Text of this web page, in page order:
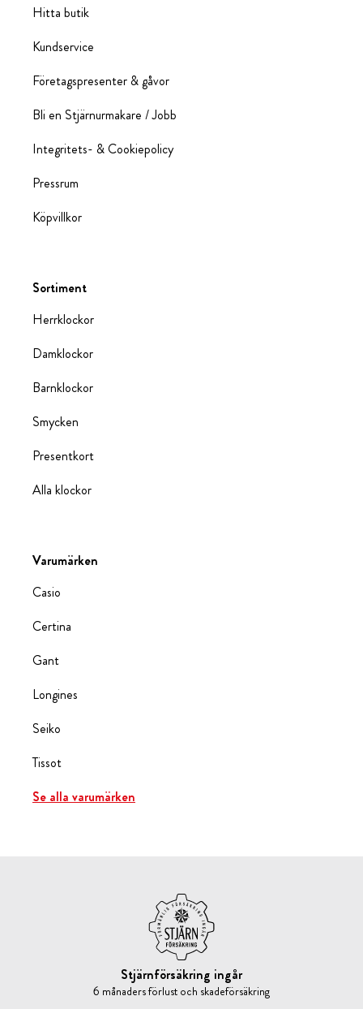
Hitta butik
Kundservice
Företagspresenter & gåvor
Bli en Stjärnurmakare / Jobb
Integritets- & Cookiepolicy
Pressrum
Köpvillkor
Sortiment
Herrklockor
Damklockor
Barnklockor
Smycken
Presentkort
Alla klockor
Varumärken
Casio
Certina
Gant
Longines
Seiko
Tissot
Se alla varumärken
Stjärnförsäkring ingår
6 månaders förlust och skadeförsäkring